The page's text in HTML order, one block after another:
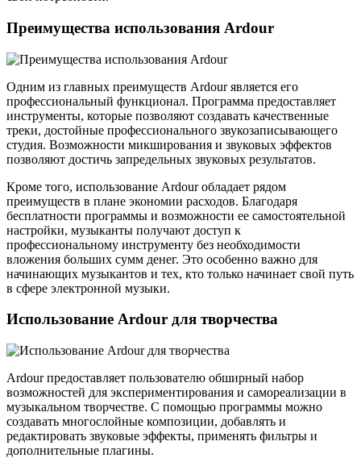
Преимущества использования Ardour
Одним из главных преимуществ Ardour является его
профессиональный функционал. Программа предоставляет
инструменты, которые позволяют создавать качественные
треки, достойные профессионального звукозаписывающего
студия. Возможности микширования и звуковых эффектов
позволяют достичь запредельных звуковых результатов.
Кроме того, использование Ardour обладает рядом
преимуществ в плане экономии расходов. Благодаря
бесплатности программы и возможности ее самостоятельной
настройки, музыканты получают доступ к
профессиональному инструменту без необходимости
вложения больших сумм денег. Это особенно важно для
начинающих музыкантов и тех, кто только начинает свой путь
в сфере электронной музыки.
Использование Ardour для творчества
Ardour предоставляет пользователю обширный набор
возможностей для экспериментирования и самореализации в
музыкальном творчестве. С помощью программы можно
создавать многослойные композиции, добавлять и
редактировать звуковые эффекты, применять фильтры и
дополнительные плагины.